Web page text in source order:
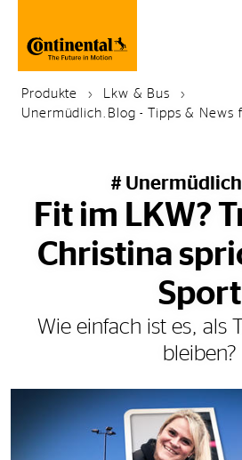
Produkte
Lkw & Bus
Unermüdlich.Blog - Tipps & News
#
Fit im LKW?
Christina
Sport
Wie einfach ist es, als
bleiben?